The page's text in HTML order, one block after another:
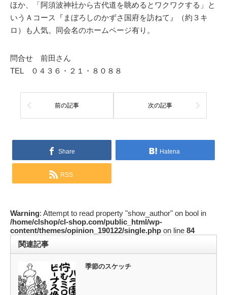
ほか、「阿須波神社から古代道を眺めるとワクワクする」と
いうＡコース『まぼろしのかずさ国府を訪ねて』（約３キ
ロ）も人気。同会名のホームページ有り。
問合せ 前田さん
TEL ０４３６・２１・８０８８
前の記事 次の記事
Share Hatena
RSS
Warning: Attempt to read property "show_author" on bool in
/home/clshop/cl-shop.com/public_html/wp-
content/themes/opinion_190122/single.php on line 84
関連記事
季節のスケッチ